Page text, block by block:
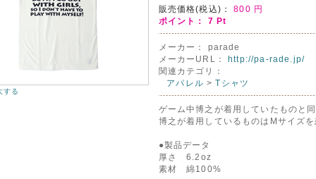
する
販売価格(税込)： 800 円
ポイント： 7 Pt
メーカー：
parade
メーカーURL：
http://pa-rade.jp/
関連カテゴリ：
アパレル >Tシャツ
ゲーム中博之が着用していたものと
博之が着用しているものはMサイズ
●製品データ
厚さ 6.2oz
素材 綿100%